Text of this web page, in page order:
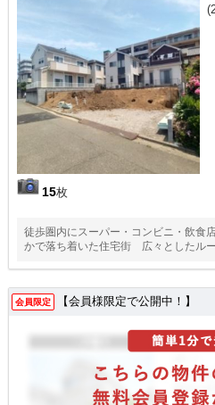
15枚
徒歩圏内にスーパー・コンビニ・飲
かで落ち着いた住宅街 広々としたル
会員限定 【会員様限定で公開中！】